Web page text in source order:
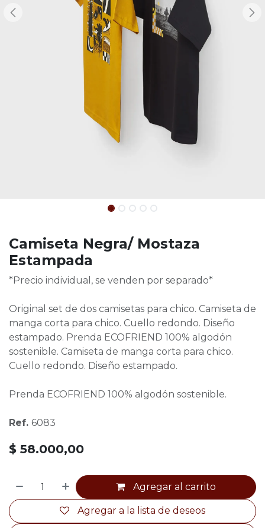
Camiseta Negra/ Mostaza
Estampada
*Precio individual, se venden por separado*
Original set de dos camisetas para chico. Camiseta de
manga corta para chico. Cuello redondo. Diseño
estampado. Prenda ECOFRIEND 100% algodón
sostenible. Camiseta de manga corta para chico.
Cuello redondo. Diseño estampado.
Prenda ECOFRIEND 100% algodón sostenible.
Ref. 6083
$ 58.000,00
Agregar al carrito
Agregar a la lista de deseos